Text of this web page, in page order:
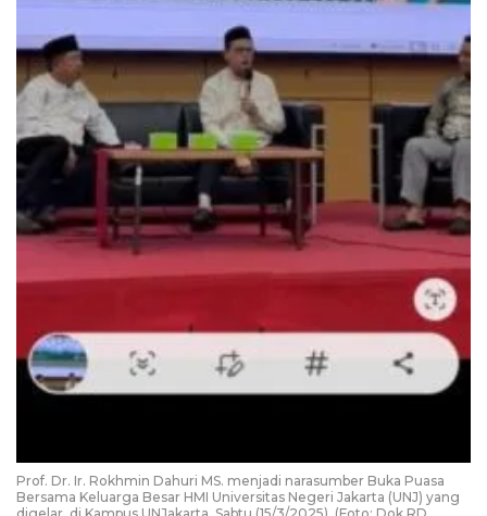
Prof. Dr. Ir. Rokhmin Dahuri MS. menjadi narasumber Buka Puasa
Bersama Keluarga Besar HMI Universitas Negeri Jakarta (UNJ) yang